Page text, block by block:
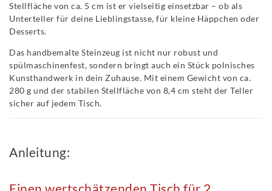
Stellfläche von ca. 5 cm ist er vielseitig einsetzbar – ob als
Unterteller für deine Lieblingstasse, für kleine Häppchen oder
Desserts.
Das handbemalte Steinzeug ist nicht nur robust und
spülmaschinenfest, sondern bringt auch ein Stück polnisches
Kunsthandwerk in dein Zuhause. Mit einem Gewicht von ca.
280 g und der stabilen Stellfläche von 8,4 cm steht der Teller
sicher auf jedem Tisch.
Anleitung: